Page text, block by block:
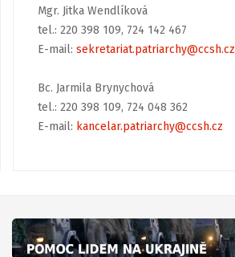
Mgr. Jitka Wendlíková
tel.: 220 398 109, 724 142 467
E-mail: sekretariat.patriarchy@ccsh.cz
Bc. Jarmila Brynychová
tel.: 220 398 109, 724 048 362
E-mail: kancelar.patriarchy@ccsh.cz